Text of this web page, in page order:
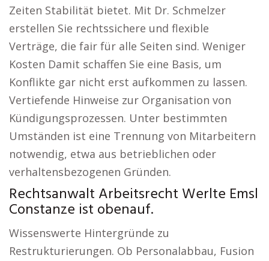
Zeiten Stabilität bietet. Mit Dr. Schmelzer
erstellen Sie rechtssichere und flexible
Verträge, die fair für alle Seiten sind. Weniger
Kosten Damit schaffen Sie eine Basis, um
Konflikte gar nicht erst aufkommen zu lassen.
Vertiefende Hinweise zur Organisation von
Kündigungsprozessen. Unter bestimmten
Umständen ist eine Trennung von Mitarbeitern
notwendig, etwa aus betrieblichen oder
verhaltensbezogenen Gründen.
Rechtsanwalt Arbeitsrecht Werlte Emsl
Constanze ist obenauf.
Wissenswerte Hintergründe zu
Restrukturierungen. Ob Personalabbau, Fusion